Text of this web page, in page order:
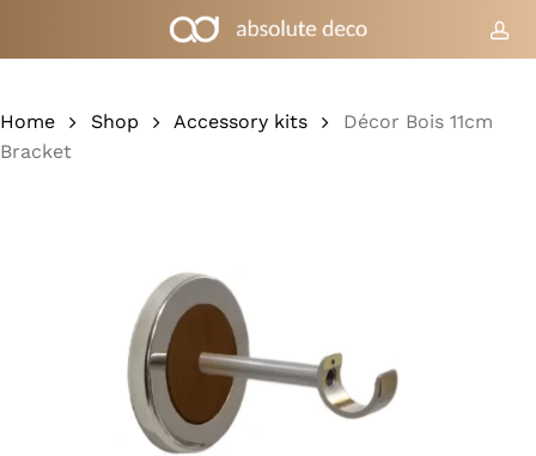
Cart Close
Home Shop Accessory kits
Décor Bois 11cm
Bracket